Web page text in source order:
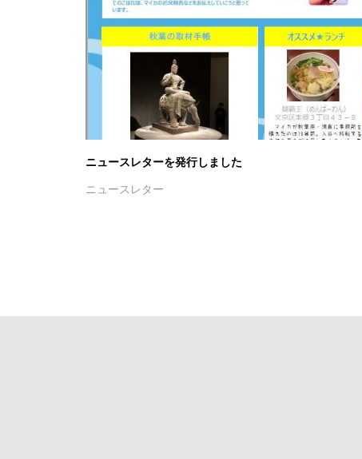
ニュースレターを発行しました
ニュースレター